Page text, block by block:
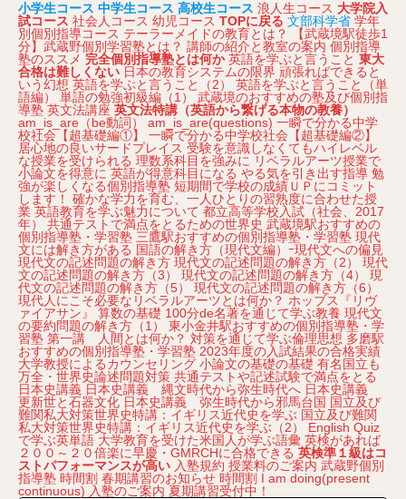
小学生コース 中学生コース 高校生コース 浪人生コース 大学院入
試コース 社会人コース 幼児コース TOPに戻る 文部科学省 学年
別個別指導コース テーラーメイドの教育とは？
【武蔵境駅徒歩1
分】武蔵野個別学習塾とは？ 講師の紹介と教室の案内 個別指導
塾のススメ 完全個別指導塾とは何か 英語を学ぶと言うこと 東大
合格は難しくない 日本の教育システムの限界 頑張ればできると
いう幻想 英語を学ぶと言うこと（2）
英語を学ぶと言うこと（単
語編）
単語の勉強初級編（1）
武蔵境のおすすめの塾及び個別指
導塾 英文法講座 英文法特講（英語から繋げる本物の教養）
am_is_are（be動詞）
am_is_are(questions) 一瞬で分かる中学
校社会【超基礎編①】
一瞬で分かる中学校社会【超基礎編②】
居心地の良いサードプレイス 受験を意識しなくてもハイレベル
な授業を受けられる 理数系科目を強みに リベラルアーツ授業で
小論文を得意に 英語が得意科目になる やる気を引き出す指導 勉
強が楽しくなる個別指導塾 短期間で学校の成績ＵＰにコミット
します！
確かな学力を育む、一人ひとりの習熟度に合わせた授
業 英語教育を学ぶ魅力について 都立高等学校入試（社会、2017
年）
共通テストで満点をとるための世界史 武蔵境駅おすすめの
個別指導塾・学習塾 三鷹駅おすすめの個別指導塾・学習塾 現代
文には解き方がある 国語の解き方（現代文編）ｰ現代文への偏見
現代文の記述問題の解き方 現代文の記述問題の解き方（2）
現代
文の記述問題の解き方（3）
現代文の記述問題の解き方（4）
現
代文の記述問題の解き方（5）
現代文の記述問題の解き方（6）
現代人にこそ必要なリベラルアーツとは何か？ ホッブス『リヴ
ァイアサン』
算数の基礎 100分de名著を通じて学ぶ教養 現代文
の要約問題の解き方（1）
東小金井駅おすすめの個別指導塾・学
習塾 第一講 人間とは何か？ 対策を通じて学ぶ倫理思想 多磨駅
おすすめの個別指導塾・学習塾 2023年度の入試結果の合格実績
大学教授によるカウンセリング 小論文の基礎の基礎 有名国立も
万全・世界史論述問題対策 共通テストや記述試験で満点をとる
日本史講義 日本史講義 縄文時代から弥生時代へ 日本史講義
更新世と石器文化 日本史講義 弥生時代から邪馬台国 国立及び
難関私大対策世界史特講：イギリス近代史を学ぶ 国立及び難関
私大対策世界史特講：イギリス近代史を学ぶ（2）
English Quiz
で学ぶ英単語 大学教育を受けた米国人が学ぶ語彙 英検があれば
２００～２０倍楽に早慶・GMRCHに合格できる 英検準１級はコ
ストパフォーマンスが高い 入塾規約 授業料のご案内 武蔵野個別
指導塾 時間割 春期講習のお知らせ 時間割 I am doing(present
continuous) 入塾のご案内 夏期講習受付中！